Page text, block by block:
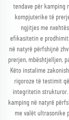
tendave për kamping
kompjuterike të
ngjitjes me
efikasitetin e
në natyrë përfshijnë
prerjen, mbështjelljen,
Këto instalime
rigoroze të testimit
integritetin strukturor.
kamping në natyrë
me valët ultrasonike